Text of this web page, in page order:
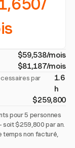
$59,538/mois
$81,187/mois
par
1.6
h
$259,800
pour 5 personnes
$259,800 par an.
temps non facturé,